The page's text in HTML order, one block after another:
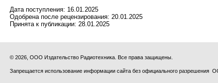
Дата поступления: 16.01.2025
Одобрена после рецензирования: 20.01.2025
Принята к публикации: 28.01.2025
© 2026, ООО Издательство Радиотехника. Все права защищены.
Запрещается использование информации сайта без официального разрешения